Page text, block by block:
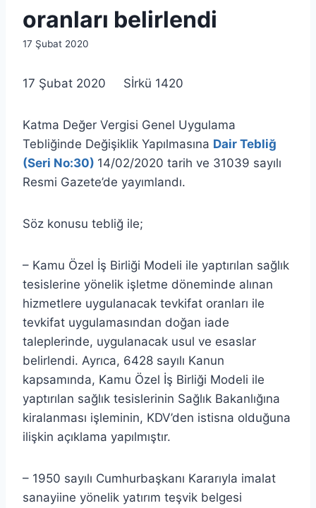
oranları belirlendi
By
17 Şubat 2020
17 Şubat 2020 Sİrkü 1420
Katma Değer Vergisi Genel Uygulama
Tebliğinde Değişiklik Yapılmasına Dair Tebliğ
(Seri No:30) 14/02/2020 tarih ve 31039 sayılı
Resmi Gazete’de yayımlandı.
Söz konusu tebliğ ile;
– Kamu Özel İş Birliği Modeli ile yaptırılan sağlık
tesislerine yönelik işletme döneminde alınan
hizmetlere uygulanacak tevkifat oranları ile
tevkifat uygulamasından doğan iade
taleplerinde, uygulanacak usul ve esaslar
belirlendi. Ayrıca, 6428 sayılı Kanun
kapsamında, Kamu Özel İş Birliği Modeli ile
yaptırılan sağlık tesislerinin Sağlık Bakanlığına
kiralanması işleminin, KDV’den istisna olduğuna
ilişkin açıklama yapılmıştır.
– 1950 sayılı Cumhurbaşkanı Kararıyla imalat
sanayiine yönelik yatırım teşvik belgesi